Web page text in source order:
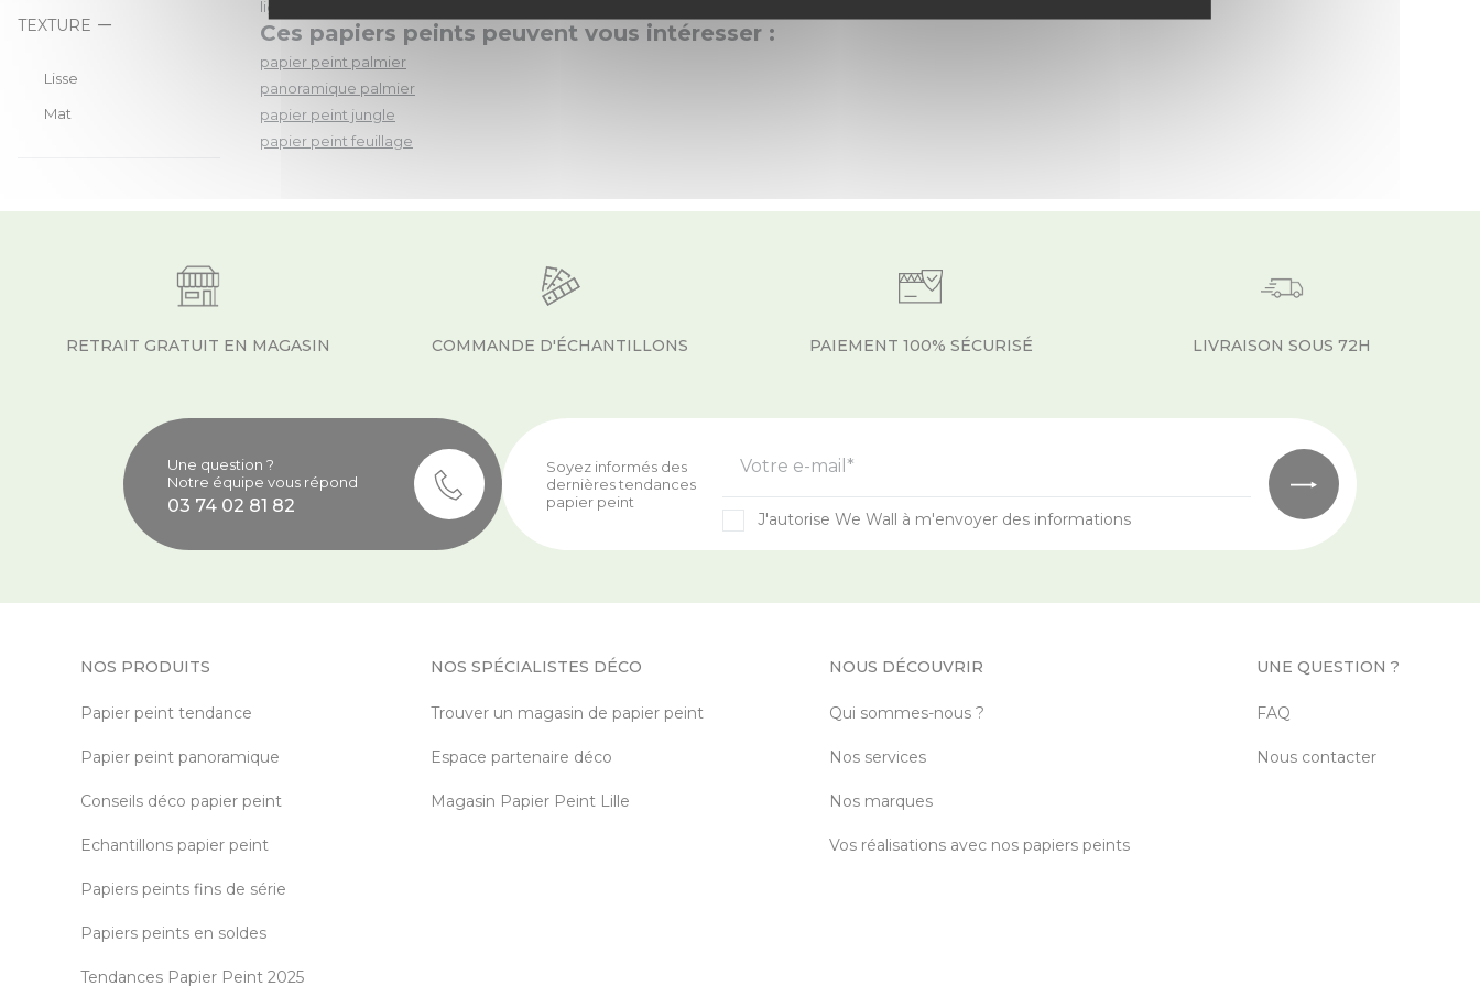
TEXTURE
Lisse
Mat
lignes délicates.
Ces papiers peints peuvent vous intéresser :
papier peint palmier
panoramique palmier
papier peint jungle
papier peint feuillage
RETRAIT GRATUIT EN MAGASIN COMMANDE D'ÉCHANTILLONS PAIEMENT 100% SÉCURISÉ LIVRAISON SOUS 72H
Une question ?
Notre équipe vous répond
03 74 02 81 82
Soyez informés des
dernières tendances
papier peint
Votre e-mail*
J'autorise We Wall à m'envoyer des informations
NOS PRODUITS
Papier peint tendance
Papier peint panoramique
Conseils déco papier peint
Echantillons papier peint
Papiers peints fins de série
Papiers peints en soldes
Tendances Papier Peint 2025
NOS SPÉCIALISTES DÉCO
Trouver un magasin de papier peint
Espace partenaire déco
Magasin Papier Peint Lille
NOUS DÉCOUVRIR
Qui sommes-nous ?
Nos services
Nos marques
Vos réalisations avec nos papiers peints
UNE QUESTION ?
FAQ
Nous contacter